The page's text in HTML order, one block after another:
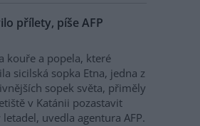
přílety, píše AFP
kouře a popela, které
sicilská sopka Etna, jedna z
sopek světa, přiměly
v Katánii pozastavit
uvedla agentura AFP.